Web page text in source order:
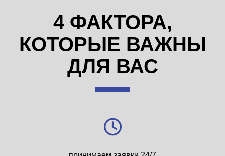
4 ФАКТОРА,
КОТОРЫЕ ВАЖНЫ
ДЛЯ ВАС